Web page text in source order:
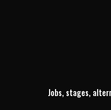
Jobs, stages,